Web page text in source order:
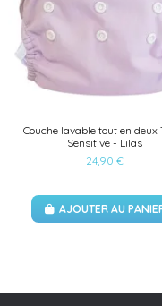
Couche lavable tout en deux
Sensitive - Lilas
24,90 €
AJOUTER AU